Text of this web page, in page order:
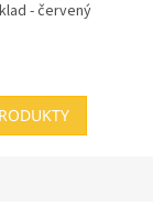
- červený